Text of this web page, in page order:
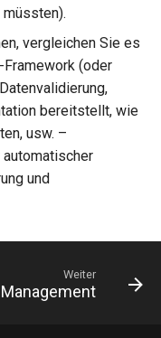
vergleichen Sie es
(oder
bereitstellt, wie
usw. –
und
Weiter